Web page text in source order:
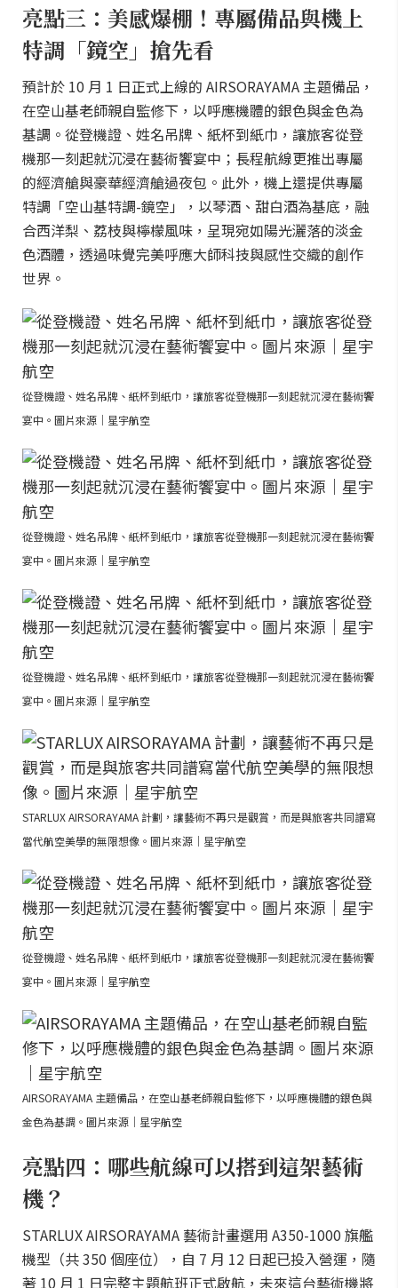
亮點三：美感爆棚！專屬備品與機上
特調「鏡空」搶先看
預計於 10 月 1 日正式上線的 AIRSORAYAMA 主題備品，
在空山基老師親自監修下，以呼應機體的銀色與金色為
基調。從登機證、姓名吊牌、紙杯到紙巾，讓旅客從登
機那一刻起就沉浸在藝術饗宴中；長程航線更推出專屬
的經濟艙與豪華經濟艙過夜包。此外，機上還提供專屬
特調「空山基特調-鏡空」，以琴酒、甜白酒為基底，融
合西洋梨、荔枝與檸檬風味，呈現宛如陽光灑落的淡金
色酒體，透過味覺完美呼應大師科技與感性交織的創作
世界。
從登機證、姓名吊牌、紙杯到紙巾，讓旅客從登機那一刻起就沉浸在藝術饗
宴中。圖片來源｜星宇航空
從登機證、姓名吊牌、紙杯到紙巾，讓旅客從登機那一刻起就沉浸在藝術饗
宴中。圖片來源｜星宇航空
從登機證、姓名吊牌、紙杯到紙巾，讓旅客從登機那一刻起就沉浸在藝術饗
宴中。圖片來源｜星宇航空
STARLUX AIRSORAYAMA 計劃，讓藝術不再只是觀賞，而是與旅客共同譜寫
當代航空美學的無限想像。圖片來源｜星宇航空
從登機證、姓名吊牌、紙杯到紙巾，讓旅客從登機那一刻起就沉浸在藝術饗
宴中。圖片來源｜星宇航空
AIRSORAYAMA 主題備品，在空山基老師親自監修下，以呼應機體的銀色與
金色為基調。圖片來源｜星宇航空
亮點四：哪些航線可以搭到這架藝術
機？
STARLUX AIRSORAYAMA 藝術計畫選用 A350-1000 旗艦
機型（共 350 個座位），自 7 月 12 日起已投入營運，隨
著 10 月 1 日完整主題航班正式啟航，未來這台藝術機將